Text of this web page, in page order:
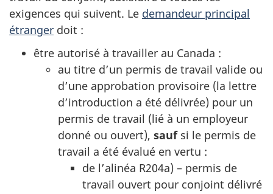
exigences qui suivent. Le demandeur principal
étranger doit :
être autorisé à travailler au Canada :
au titre d’un permis de travail valide ou
d’une approbation provisoire (la lettre
d’introduction a été délivrée) pour un
permis de travail (lié à un employeur
donné ou ouvert), saufsi le permis de
travail a été évalué en vertu :
de l’alinéa R204a) – permis de
travail ouvert pour conjoint délivré